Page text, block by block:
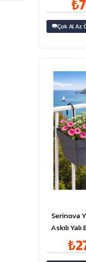
Çok Al Az
Serinova
Askılı